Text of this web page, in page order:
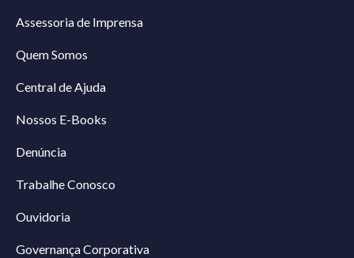
Assessoria de Imprensa
Quem Somos
Central de Ajuda
Nossos E-Books
Denúncia
Trabalhe Conosco
Ouvidoria
Governança Corporativa